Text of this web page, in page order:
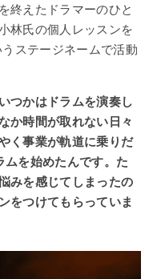
終えたドラマーのひと
林氏の個人レッスンを
ステージネームで活動
つかはドラムを演奏し
か時間が取れない日々
く事業が軌道に乗りだ
ムを始めたんです。た
みを感じてしまったの
をつけてもらっていま